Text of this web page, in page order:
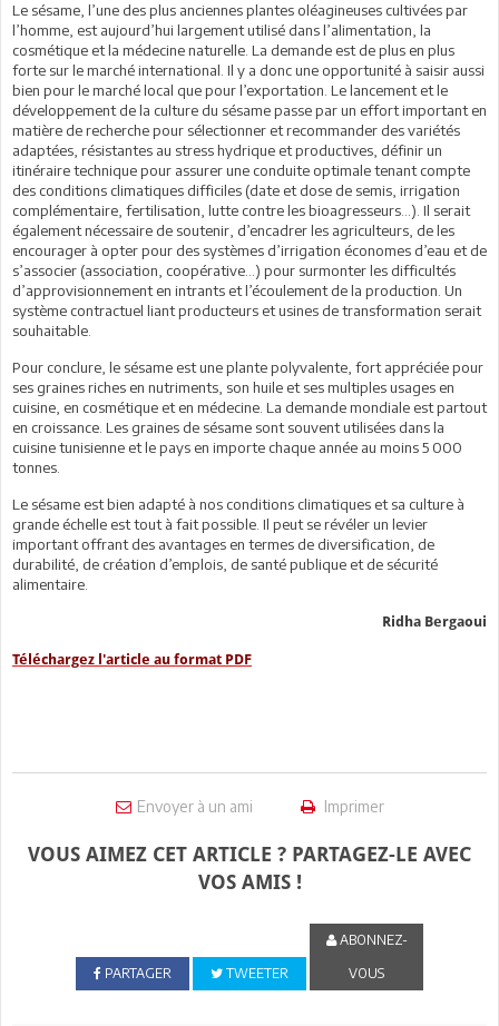
Le sésame, l’une des plus anciennes plantes oléagineuses cultivées par
l’homme, est aujourd’hui largement utilisé dans l’alimentation, la
cosmétique et la médecine naturelle. La demande est de plus en plus
forte sur le marché international. Il y a donc une opportunité à saisir aussi
bien pour le marché local que pour l’exportation. Le lancement et le
développement de la culture du sésame passe par un effort important en
matière de recherche pour sélectionner et recommander des variétés
adaptées, résistantes au stress hydrique et productives, définir un
itinéraire technique pour assurer une conduite optimale tenant compte
des conditions climatiques difficiles (date et dose de semis, irrigation
complémentaire, fertilisation, lutte contre les bioagresseurs…). Il serait
également nécessaire de soutenir, d’encadrer les agriculteurs, de les
encourager à opter pour des systèmes d’irrigation économes d’eau et de
s’associer (association, coopérative…) pour surmonter les difficultés
d’approvisionnement en intrants et l’écoulement de la production. Un
système contractuel liant producteurs et usines de transformation serait
souhaitable.
Pour conclure, le sésame est une plante polyvalente, fort appréciée pour
ses graines riches en nutriments, son huile et ses multiples usages en
cuisine, en cosmétique et en médecine. La demande mondiale est partout
en croissance. Les graines de sésame sont souvent utilisées dans la
cuisine tunisienne et le pays en importe chaque année au moins 5 000
tonnes.
Le sésame est bien adapté à nos conditions climatiques et sa culture à
grande échelle est tout à fait possible. Il peut se révéler un levier
important offrant des avantages en termes de diversification, de
durabilité, de création d’emplois, de santé publique et de sécurité
alimentaire.
Ridha Bergaoui
Téléchargez l'article au format PDF
Envoyer à un ami Imprimer
VOUS AIMEZ CET ARTICLE ? PARTAGEZ-LE AVEC
VOS AMIS !
PARTAGER TWEETER
ABONNEZ-
VOUS